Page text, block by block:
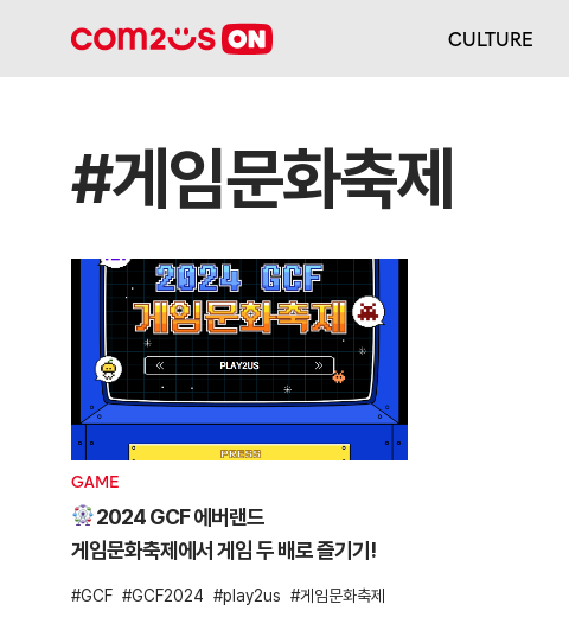
CULTURE
#게임문화축제
GAME
2024 GCF 에버랜드
게임문화축제에서 게임 두 배로 즐기기!
GCF GCF2024 play2us
게임문화축제